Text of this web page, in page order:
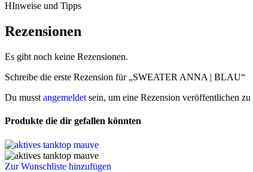
HInweise und Tipps
Rezensionen
Es gibt noch keine Rezensionen.
Schreibe die erste Rezension für „SWEATER ANNA | BLAU“
Du musst angemeldet sein, um eine Rezension veröffentlichen zu
Produkte die dir gefallen könnten
Zur Wunschliste hinzufügen